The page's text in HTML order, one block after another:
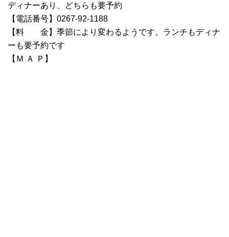
ディナーあり、どちらも要予約
【電話番号】0267-92-1188
【料 金】季節により変わるようです。ランチもディナ
ーも要予約です
【Ｍ Ａ Ｐ】